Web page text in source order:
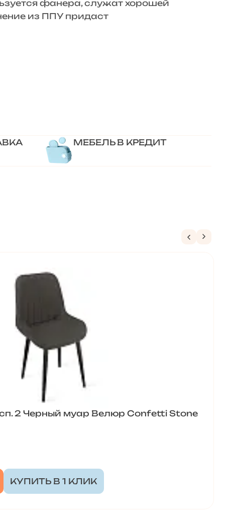
фанера, служат хорошей
из ППУ придаст
МЕБЕЛЬ В КРЕДИТ
2 Черный муар Велюр Confetti Stone
КУПИТЬ В 1 КЛИК